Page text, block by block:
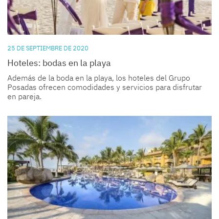
25 DE SEPTIEMBRE DE 2020
Hoteles: bodas en la playa
Además de la boda en la playa, los hoteles del Grupo
Posadas ofrecen comodidades y servicios para disfrutar
en pareja.